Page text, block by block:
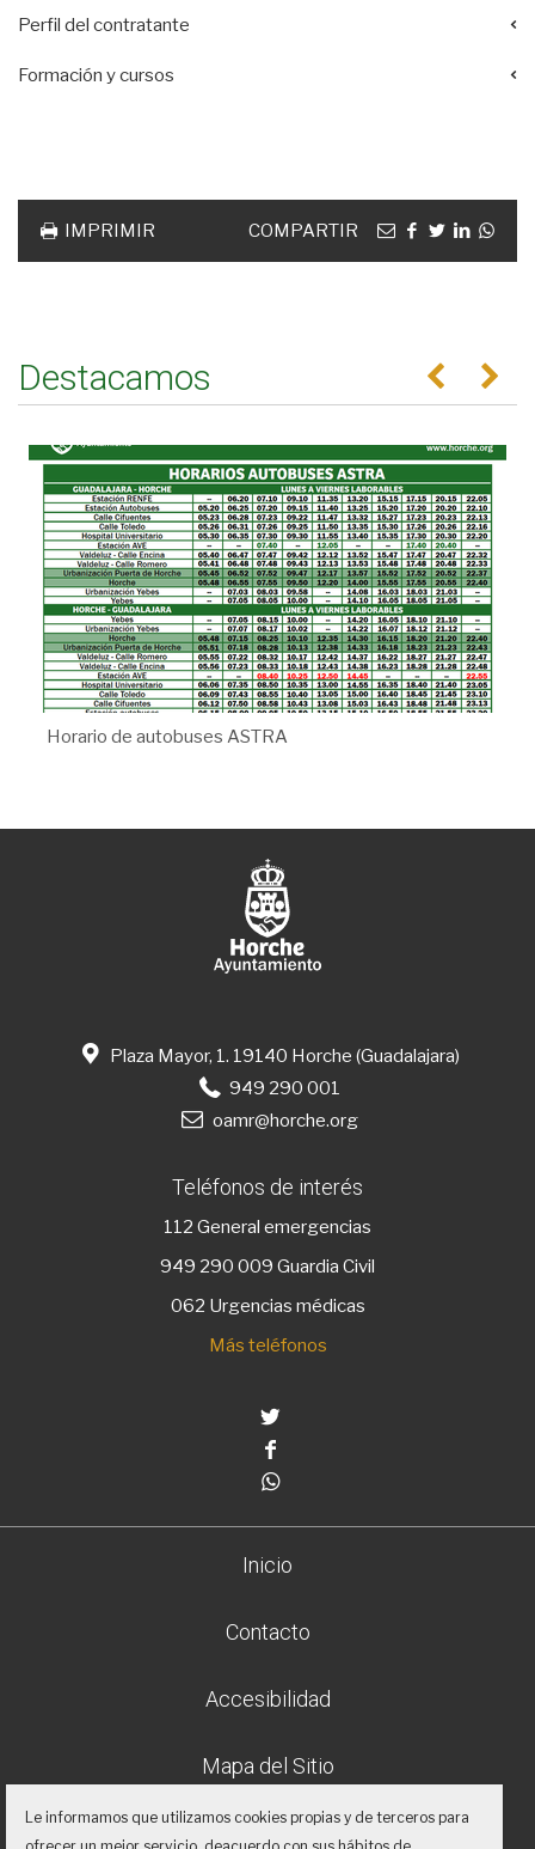
Perfil del contratante
Formación y cursos
IMPRIMIR COMPARTIR Emailfacebook
twitterlinkedin
Destacamos Anterior
Horario de autobuses ASTRA
Plaza Mayor, 1. 19140 Horche (Guadalajara)
949 290 001
oamr@horche.org
Teléfonos de interés
112 General emergencias
949 290 009 Guardia Civil
062 Urgencias médicas
Más teléfonos
Inicio
Contacto
Accesibilidad
Mapa del Sitio
Aviso legal
Le informamos que utilizamos cookies propias y de terceros para